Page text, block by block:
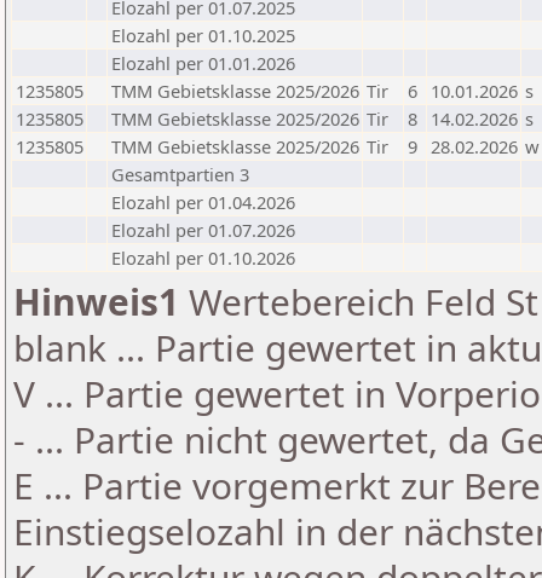
Elozahl per 01.07.2025
Elozahl per 01.10.2025
Elozahl per 01.01.2026
1235805
TMM Gebietsklasse 2025/2026 Tir 6 10.01.2026 s
1235805
TMM Gebietsklasse 2025/2026 Tir 8 14.02.2026 s
1235805
TMM Gebietsklasse 2025/2026 Tir 9 28.02.2026 w
Gesamtpartien 3
Elozahl per 01.04.2026
Elozahl per 01.07.2026
Elozahl per 01.10.2026
Hinweis1 Wertebereich Feld
blank ... Partie gewertet in
V ... Partie gewertet in
- ... Partie nicht gewertet, da
E ... Partie vorgemerkt zur
Einstiegselozahl in der